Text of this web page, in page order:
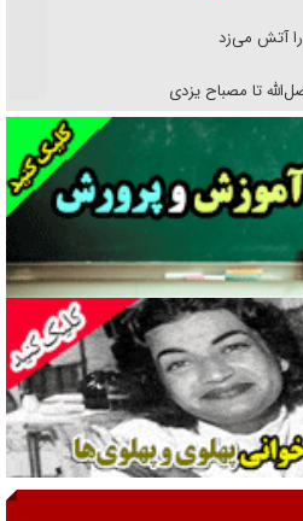
را آتش می‌زد
تا مصباح یزدی
است!
شکسپیر تا دیکنز
رمضان/ خواهرم فرمانده جهادی و
در بیان بگنجد!